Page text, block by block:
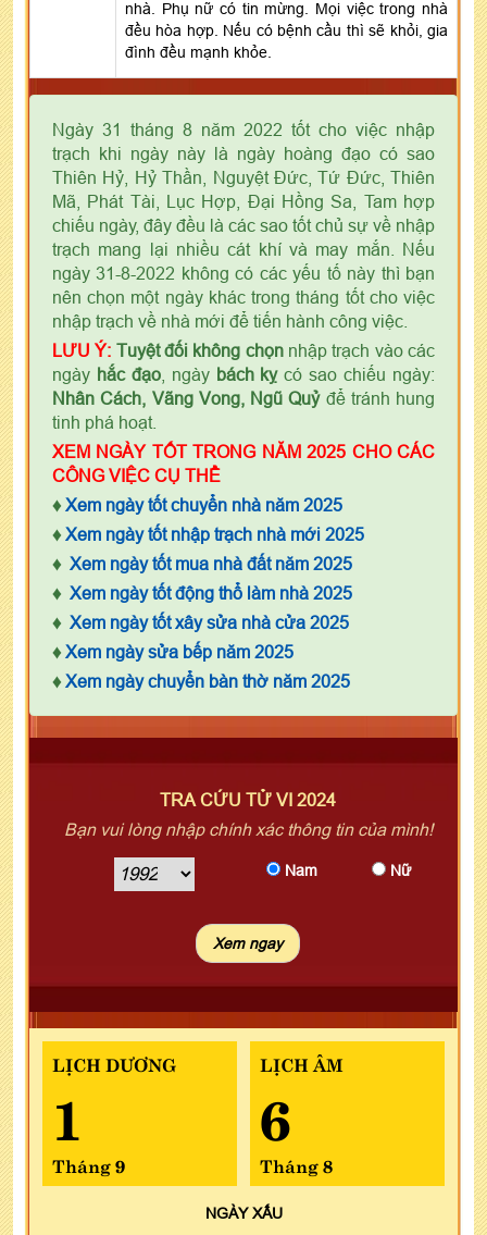
nhà. Phụ nữ có tin mừng. Mọi việc trong nhà
đều hòa hợp. Nếu có bệnh cầu thì sẽ khỏi, gia
đình đều mạnh khỏe.
Ngày 31 tháng 8 năm 2022 tốt cho việc nhập
trạch khi ngày này là ngày hoàng đạo có sao
Thiên Hỷ, Hỷ Thần, Nguyệt Đức, Tứ Đức, Thiên
Mã, Phát Tài, Lục Hợp, Đại Hồng Sa, Tam hợp
chiếu ngày, đây đều là các sao tốt chủ sự về nhập
trạch mang lại nhiều cát khí và may mắn. Nếu
ngày 31-8-2022 không có các yếu tố này thì bạn
nên chọn một ngày khác trong tháng tốt cho việc
nhập trạch về nhà mới để tiến hành công việc.
LƯU Ý: Tuyệt đối không chọnnhập trạch vào các
ngày hắc đạo, ngày bách kỵcó sao chiếu ngày:
Nhân Cách, Vãng Vong, Ngũ Quỷđể tránh hung
tinh phá hoạt.
XEM NGÀY TỐT TRONG NĂM 2025 CHO CÁC
CÔNG VIỆC CỤ THỂ
♦ Xem ngày tốt chuyển nhà năm 2025
♦ Xem ngày tốt nhập trạch nhà mới 2025
♦ Xem ngày tốt mua nhà đất năm 2025
♦ Xem ngày tốt động thổ làm nhà 2025
♦ Xem ngày tốt xây sửa nhà cửa 2025
♦ Xem ngày sửa bếp năm 2025
♦ Xem ngày chuyển bàn thờ năm 2025
TRA CỨU TỬ VI 2024
Bạn vui lòng nhập chính xác thông tin của mình!
Nam Nữ
LỊCH DƯƠNG
1
Tháng 9
LỊCH ÂM
6
Tháng 8
NGÀYXẤU